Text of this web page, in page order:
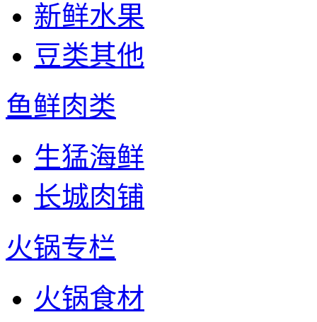
新鲜水果
豆类其他
鱼鲜肉类
生猛海鲜
长城肉铺
火锅专栏
火锅食材